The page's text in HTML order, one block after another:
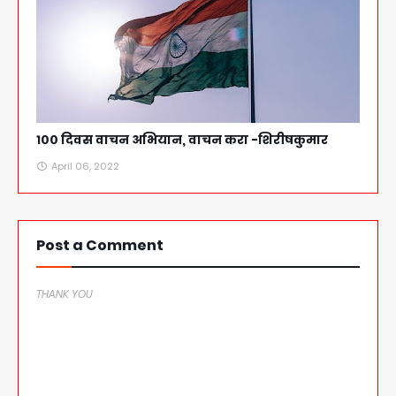
१०० दिवस वाचन अभियान, वाचन करा -शिरीषकुमार
April 06, 2022
Post a Comment
THANK YOU